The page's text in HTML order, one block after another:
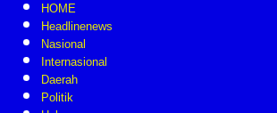
HOME
Headlinenews
Nasional
Internasional
Daerah
Politik